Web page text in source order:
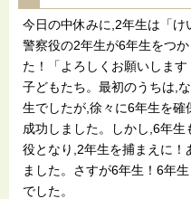
今日の中休みに,2年生は「け
警察役の2年生が6年生をつ
た！「よろしくお願いしま
子どもたち。最初のうちは,
生でしたが,徐々に6年生を確
成功しました。しかし,6年
役となり,2年生を捕まえに
ました。さすが6年生！6年
でした。